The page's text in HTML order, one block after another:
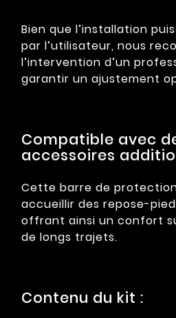
Bien que l’installation
par l’utilisateur, nous
l’intervention d’un
garantir un ajustement
Compatible avec
accessoires
Cette barre de
accueillir des repose-
offrant ainsi un confort
de longs trajets.
Contenu du kit :